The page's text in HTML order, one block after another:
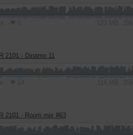
2101 - Dinamo 11
2101 - Room mix #63